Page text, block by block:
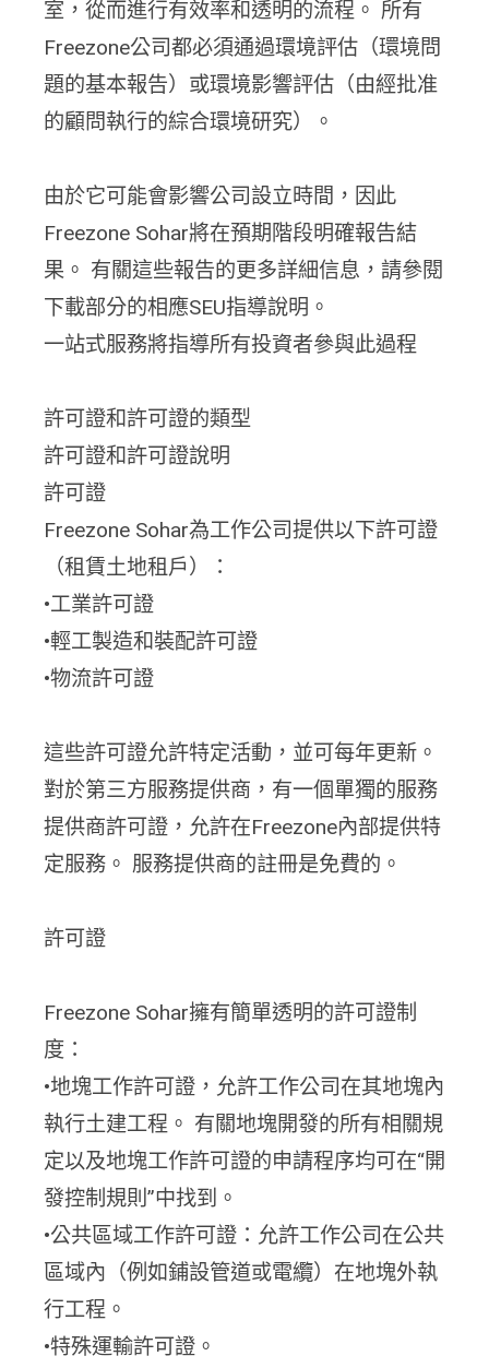
室，從而進行有效率和透明的流程。 所有
Freezone公司都必須通過環境評估（環境問
題的基本報告）或環境影響評估（由經批准
的顧問執行的綜合環境研究）。
由於它可能會影響公司設立時間，因此
Freezone Sohar將在預期階段明確報告結
果。 有關這些報告的更多詳細信息，請參閱
下載部分的相應SEU指導說明。
一站式服務將指導所有投資者參與此過程
許可證和許可證的類型
許可證和許可證說明
許可證
Freezone Sohar為工作公司提供以下許可證
（租賃土地租戶）：
•工業許可證
•輕工製造和裝配許可證
•物流許可證
這些許可證允許特定活動，並可每年更新。
對於第三方服務提供商，有一個單獨的服務
提供商許可證，允許在Freezone內部提供特
定服務。 服務提供商的註冊是免費的。
許可證
Freezone Sohar擁有簡單透明的許可證制
度：
•地塊工作許可證，允許工作公司在其地塊內
執行土建工程。 有關地塊開發的所有相關規
定以及地塊工作許可證的申請程序均可在“開
發控制規則”中找到。
•公共區域工作許可證：允許工作公司在公共
區域內（例如鋪設管道或電纜）在地塊外執
行工程。
•特殊運輸許可證。